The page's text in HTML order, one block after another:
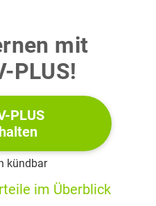
mit
PLUS!
PLUS
kündbar
im Überblick